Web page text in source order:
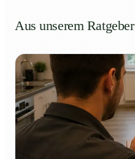
Aus unserem Ratgeber